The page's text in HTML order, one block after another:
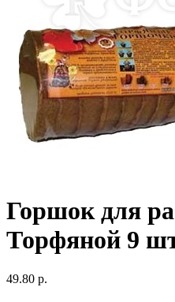
Горшок для
Торфяной 9
49.80 р.